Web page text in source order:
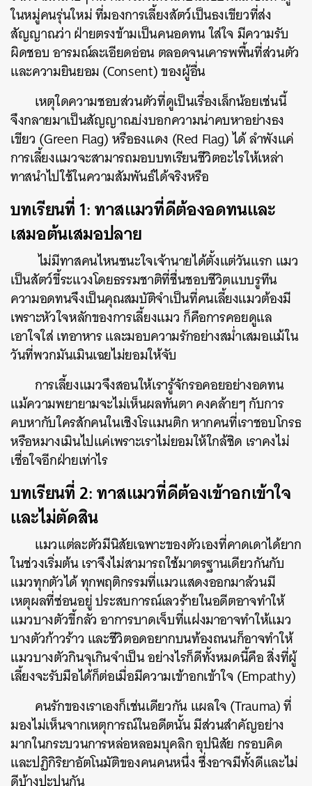
ในหมู่คนรุ่นใหม่ ที่มองการเลี้ยงสัตว์เป็นธงเขียวที่ส่ง
สัญญาณว่า ฝ่ายตรงข้ามเป็นคนอดทน ใส่ใจ มีความรับ
ผิดชอบ อารมณ์ละเอียดอ่อน ตลอดจนเคารพพื้นที่ส่วนตัว
และความยินยอม (Consent) ของผู้อื่น
เหตุใดความชอบส่วนตัวที่ดูเป็นเรื่องเล็กน้อยเช่นนี้
จึงกลายมาเป็นสัญญาณบ่งบอกความน่าคบหาอย่างธง
เขียว (Green Flag) หรือธงแดง (Red Flag) ได้ ลำพังแค่
การเลี้ยงแมวจะสามารถมอบบทเรียนชีวิตอะไรให้เหล่า
ทาสนำไปใช้ในความสัมพันธ์ได้จริงหรือ
บทเรียนที่ 1: ทาสแมวที่ดีต้องอดทนและ
เสมอต้นเสมอปลาย
ไม่มีทาสคนไหนชนะใจเจ้านายได้ตั้งแต่วันแรก แมว
เป็นสัตว์ขี้ระแวงโดยธรรมชาติที่ชื่นชอบชีวิตแบบรูทีน
ความอดทนจึงเป็นคุณสมบัติจำเป็นที่คนเลี้ยงแมวต้องมี
เพราะหัวใจหลักของการเลี้ยงแมว ก็คือการคอยดูแล
เอาใจใส่ เทอาหาร และมอบความรักอย่างสม่ำเสมอแม้ใน
วันที่พวกมันเมินเฉยไม่ยอมให้จับ
การเลี้ยงแมวจึงสอนให้เรารู้จักรอคอยอย่างอดทน
แม้ความพยายามจะไม่เห็นผลทันตา คงคล้ายๆ กับการ
คบหากับใครสักคนในเชิงโรแมนติก หากคนที่เราชอบโกรธ
หรือหมางเมินไปแค่เพราะเราไม่ยอมให้ใกล้ชิด เราคงไม่
เชื่อใจอีกฝ่ายเท่าไร
บทเรียนที่ 2: ทาสแมวที่ดีต้องเข้าอกเข้าใจ
และไม่ตัดสิน
แมวแต่ละตัวมีนิสัยเฉพาะของตัวเองที่คาดเดาได้ยาก
ในช่วงเริ่มต้น เราจึงไม่สามารถใช้มาตรฐานเดียวกันกับ
แมวทุกตัวได้ ทุกพฤติกรรมที่แมวแสดงออกมาล้วนมี
เหตุผลที่ซ่อนอยู่ ประสบการณ์เลวร้ายในอดีตอาจทำให้
แมวบางตัวขี้กลัว อาการบาดเจ็บที่แฝงมาอาจทำให้แมว
บางตัวก้าวร้าว และชีวิตอดอยากบนท้องถนนก็อาจทำให้
แมวบางตัวกินจุเกินจำเป็น อย่างไรก็ดีทั้งหมดนี้คือ สิ่งที่ผู้
เลี้ยงจะรับมือได้ก็ต่อเมื่อมีความเข้าอกเข้าใจ (Empathy)
คนรักของเราเองก็เช่นเดียวกัน แผลใจ (Trauma) ที่
มองไม่เห็นจากเหตุการณ์ในอดีตนั้น มีส่วนสำคัญอย่าง
มากในกระบวนการหล่อหลอมบุคลิก อุปนิสัย กรอบคิด
และปฏิกิริยาอัตโนมัติของคนคนหนึ่ง ซึ่งอาจมีทั้งดีและไม่